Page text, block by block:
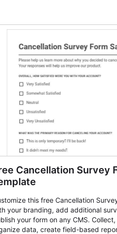
Cancellation Survey
this free Cancellation
your branding, add additional
your form on any CMS.
data, create field-based